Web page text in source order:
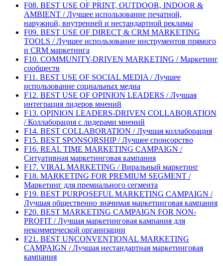
F08. BEST USE OF PRINT, OUTDOOR, INDOOR &
AMBIENT / Лучшее использование печатной,
наружной, внутренней и нестандартной рекламы
F09. BEST USE OF DIRECT & CRM MARKETING
TOOLS / Лучшее использование инструментов прямого
и CRM маркетинга
F10. COMMUNITY-DRIVEN MARKETING / Маркетинг
сообществ
F11. BEST USE OF SOCIAL MEDIA / Лучшее
использование социальных медиа
F12. BEST USE OF OPINION LEADERS / Лучшая
интеграция лидеров мнений
F13. OPINION LEADERS-DRIVEN COLLABORATION
/ Коллаборация с лидерами мнений
F14. BEST COLLABORATION / Лучшая коллаборация
F15. BEST SPONSORSHIP / Лучшее спонсорство
F16. REAL TIME MARKETING CAMPAIGN /
Ситуативная маркетинговая кампания
F17. VIRAL MARKETING / Виральный маркетинг
F18. MARKETING FOR PREMIUM SEGMENT /
Маркетинг для премиального сегмента
F19. BEST PURPOSEFUL MARKETING CAMPAIGN /
Лучшая общественно значимая маркетинговая кампания
F20. BEST MARKETING CAMPAIGN FOR NON-
PROFIT / Лучшая маркетинговая кампания для
некоммерческой организации
F21. BEST UNCONVENTIONAL MARKETING
CAMPAIGN / Лучшая нестандартная маркетинговая
кампания